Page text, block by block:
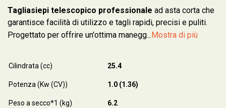
Tagliasiepi telescopico professionale ad asta corta che
garantisce facilità di utilizzo e tagli rapidi, precisi e puliti.
Progettato per offrire un'ottima manegg... Mostra di più
Cilindrata (cc) 25.4
Potenza (Kw (CV)) 1.0 (1.36)
Peso a secco*1 (kg) 6.2